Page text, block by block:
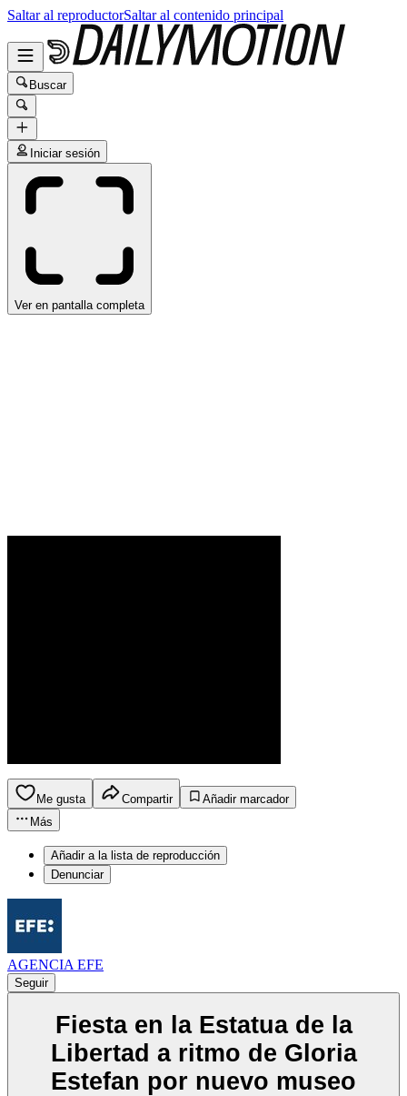
Saltar al reproductorSaltar al contenido principal
Buscar
Iniciar sesión
Ver en pantalla completa
Me gusta Compartir
Añadir marcador
Más
Añadir a la lista de reproducción
Denunciar
AGENCIA EFE
Seguir
Fiesta en la Estatua de la
Libertad a ritmo de Gloria
Estefan por nuevo museo